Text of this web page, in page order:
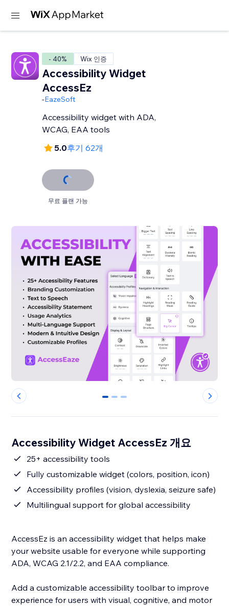
- 40% Wix 인증
Accessibility Widget
AccessEz
-EazeSoft
Accessibility widget with ADA,
WCAG, EAA tools
5.0후기 62개
무료 플랜 가능
0 1 2
Accessibility Widget AccessEz 개요
25+ accessibility tools
Fully customizable widget (colors, position, icon)
Accessibility profiles (vision, dyslexia, seizure safe)
Multilingual support for global accessibility
AccessEz is an accessibility widget that helps make
your website usable for everyone while supporting
ADA, WCAG 2.1/2.2, and EAA compliance.
Add a customizable accessibility toolbar to improve
experience for users with visual, cognitive, and motor